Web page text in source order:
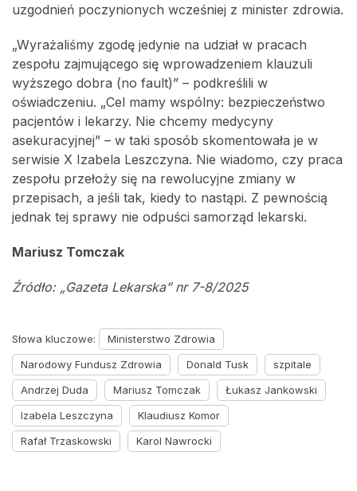
uzgodnień poczynionych wcześniej z minister zdrowia.
„Wyrażaliśmy zgodę jedynie na udział w pracach
zespołu zajmującego się wprowadzeniem klauzuli
wyższego dobra (no fault)” – podkreślili w
oświadczeniu. „Cel mamy wspólny: bezpieczeństwo
pacjentów i lekarzy. Nie chcemy medycyny
asekuracyjnej” – w taki sposób skomentowała je w
serwisie X Izabela Leszczyna. Nie wiadomo, czy praca
zespołu przełoży się na rewolucyjne zmiany w
przepisach, a jeśli tak, kiedy to nastąpi. Z pewnością
jednak tej sprawy nie odpuści samorząd lekarski.
Mariusz Tomczak
Źródło: „Gazeta Lekarska” nr 7-8/2025
Słowa kluczowe:
Ministerstwo Zdrowia
Narodowy Fundusz Zdrowia
Donald Tusk
szpitale
Andrzej Duda
Mariusz Tomczak
Łukasz Jankowski
Izabela Leszczyna
Klaudiusz Komor
Rafał Trzaskowski
Karol Nawrocki